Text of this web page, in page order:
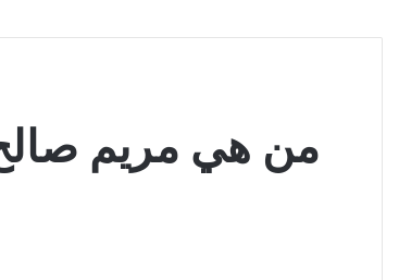
من هي مريم صالح